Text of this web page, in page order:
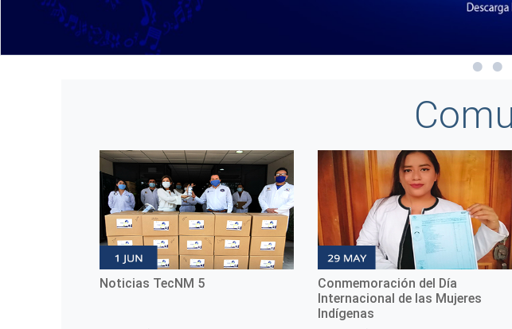
Conmemoración del Día
Internacional de las Mujeres
Noticias